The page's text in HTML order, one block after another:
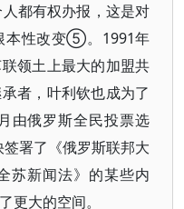
都有权办报，这是对
本性改变⑤。1991年
领土上最大的加盟共
者，叶利钦也成为了
由俄罗斯全民投票选
署了《俄罗斯联邦大
苏新闻法》的某些内
更大的空间。